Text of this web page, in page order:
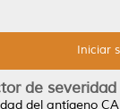
Iniciar
de
del antígeno